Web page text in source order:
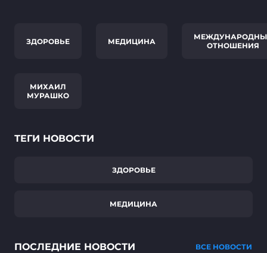
ЗДОРОВЬЕ МЕДИЦИНА
ОТНОШЕНИЯ
МИХАИЛ
МУРАШКО
ТЕГИ НОВОСТИ
ЗДОРОВЬЕ
МЕДИЦИНА
ПОСЛЕДНИЕ НОВОСТИ ВСЕ НОВОСТИ